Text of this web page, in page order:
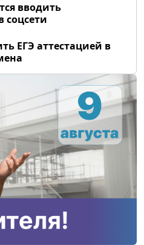
вводить
соцсети
ЕГЭ аттестацией в